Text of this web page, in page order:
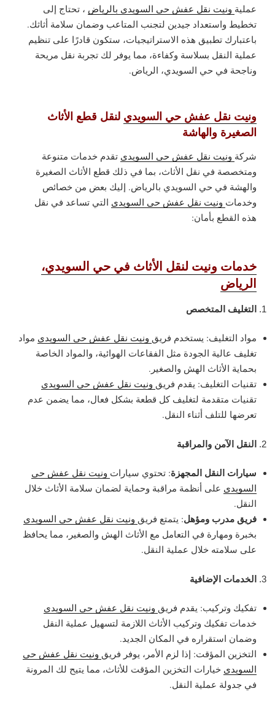
عملية ونيت نقل عفش حي السويدي بالرياض ، تحتاج إلى
تخطيط واستعداد جيدين لتجنب المتاعب وضمان سلامة أثاثك.
باعتبارك تطبيق هذه الاستراتيجيات، ستكون قادرًا على تنظيم
عملية النقل بسلاسة وكفاءة، مما يوفر لك تجربة نقل مريحة
وناجحة في حي السويدي، الرياض.
ونيت نقل عفش حي السويدي لنقل قطع الأثاث
الصغيرة والهاشة
شركة ونيت نقل عفش حي السويدي تقدم خدمات متنوعة
ومتخصصة في نقل الأثاث، بما في ذلك قطع الأثاث الصغيرة
والهشة في حي السويدي بالرياض. إليك بعض من خصائص
وخدمات ونيت نقل عفش حي السويدي التي تساعد في نقل
هذه القطع بأمان:
خدمات ونيت لنقل الأثاث في حي السويدي،
الرياض
التغليف المتخصص
مواد التغليف: يستخدم فريق ونيت نقل عفش حي السويدي مواد
تغليف عالية الجودة مثل الفقاعات الهوائية، والمواد الخاصة
بحماية الأثاث الهش والصغير.
تقنيات التغليف: يقدم فريق ونيت نقل عفش حي السويدي
تقنيات متقدمة لتغليف كل قطعة بشكل فعال، مما يضمن عدم
تعرضها للتلف أثناء النقل.
النقل الآمن والمراقبة
سيارات النقل المجهزة: تحتوي سيارات ونيت نقل عفش حي
السويدي على أنظمة مراقبة وحماية لضمان سلامة الأثاث خلال
النقل.
فريق مدرب ومؤهل: يتمتع فريق ونيت نقل عفش حي السويدي
بخبرة ومهارة في التعامل مع الأثاث الهش والصغير، مما يحافظ
على سلامته خلال عملية النقل.
الخدمات الإضافية
تفكيك وتركيب: يقدم فريق ونيت نقل عفش حي السويدي
خدمات تفكيك وتركيب الأثاث اللازمة لتسهيل عملية النقل
وضمان استقراره في المكان الجديد.
التخزين المؤقت: إذا لزم الأمر، يوفر فريق ونيت نقل عفش حي
السويدي خيارات التخزين المؤقت للأثاث، مما يتيح لك المرونة
في جدولة عملية النقل.